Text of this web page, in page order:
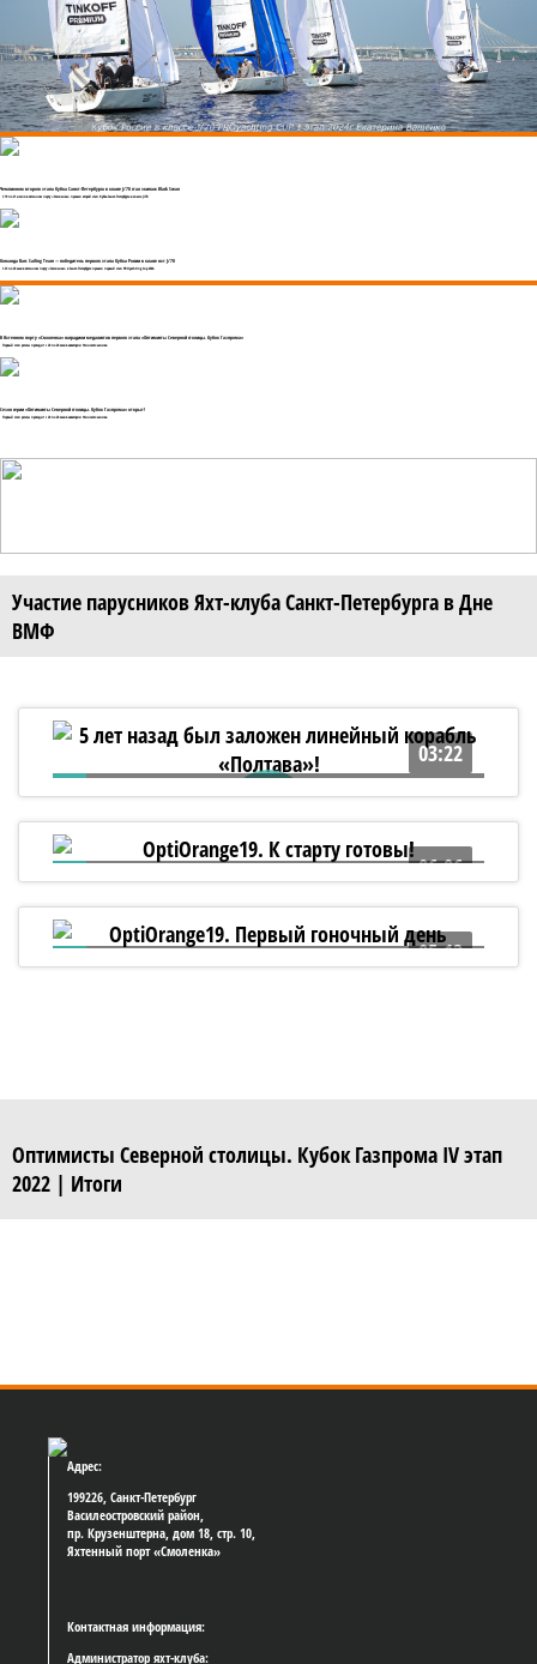
Чемпионом второго этапа Кубка Санкт-Петербурга в классе J/70 стал экипаж Black Swan
C 19 по 21 июля в яхтенном порту «Смоленка» прошел второй этап Кубка Санкт-Петербурга в классе J/70.
Команда Bars Sailing Team — победитель первого этапа Кубка России в классе яхт J/70
С 23 по 26 мая в яхтенном порту «Смоленка» в Санкт-Петербурге прошел первый этап PROyachting Cup 2024.
В Яхтенном порту «Смоленка» наградили медалистов первого этапа «Оптимисты Северной столицы. Кубок Газпрома»
Первый этап регаты проходит с 24 по 26 мая в акватории Финского залива
Сезон серии «Оптимисты Северной столицы. Кубок Газпрома» открыт!
Первый этап регаты проходит с 24 по 26 мая в акватории Финского залива
Участие парусников Яхт-клуба Санкт-Петербурга в Дне
ВМФ
03:22
5 лет назад был заложен линейный
корабль «Полтава»!
06:06
OptiOrange19. К старту готовы!
05:13
OptiOrange19. Первый гоночный день
Оптимисты Северной столицы. Кубок Газпрома IV этап
2022 | Итоги
Адрес:
199226, Санкт-Петербург
Василеостровский район,
пр. Крузенштерна, дом 18, стр. 10,
Яхтенный порт «Смоленка»
Контактная информация:
Администратор яхт-клуба: